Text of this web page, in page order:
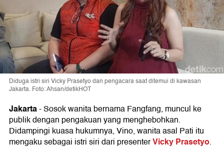
Diduga istri siri Vicky Prasetyo dan pengacara saat ditemui di kawasan
Jakarta. Foto: Ahsan/detikHOT
Jakarta-Sosok wanita bernama Fangfang, muncul ke
publik dengan pengakuan yang menghebohkan.
Didampingi kuasa hukumnya, Vino, wanita asal Pati itu
mengaku sebagai istri siri dari presenterVicky Prasetyo.